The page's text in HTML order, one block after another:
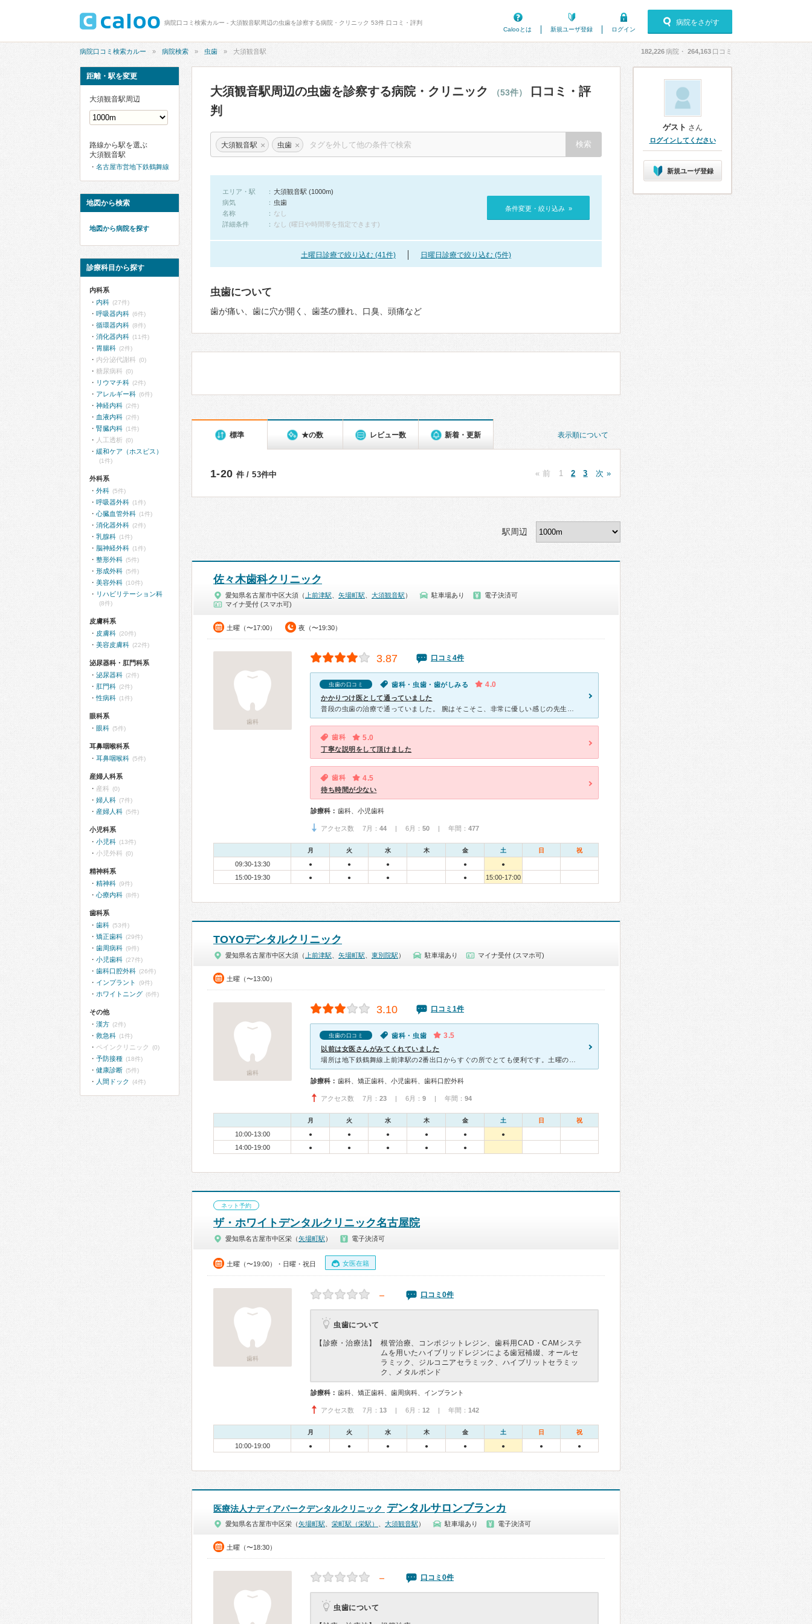
病院口コミ検索カルー - 大須観音駅周辺の虫歯を診察する病院・クリニック 53件 口コミ・評判
Calooとは
新規ユーザ登録 ログイン
病院をさがす
病院口コミ検索カルー 病院検索 虫歯 大須観音駅 182,226病院・ 264,163 口コミ
大須観音駅周辺の虫歯を診察する病院・クリニック （53件）
口コミ・評
判
大須観音駅 × 虫歯 ×
エリア・駅
大須観音駅 (1000m)
病気
虫歯
名称
なし
詳細条件
なし (曜日や時間帯を指定できます)
条件変更・絞り込み »
土曜日診療で絞り込む (41件) 日曜日診療で絞り込む (5件)
虫歯について
歯が痛い、歯に穴が開く、歯茎の腫れ、口臭、頭痛など
表示順について
標準 ★の数 レビュー数 新着・更新
1-20 件 / 53件中 « 前 1 2 3 次 »
駅周辺
佐々木歯科クリニック
愛知県名古屋市中区大須（ 上前津駅 矢場町駅 大須観音駅 ） 駐車場あり
電子決済可
マイナ受付 (スマホ可)
土曜（〜17:00） 夜（〜19:30）
歯科
3.87 口コミ4件
虫歯の口コミ 歯科・虫歯・歯がしみる 4.0
かかりつけ医として通っていました
歯科 5.0
丁寧な説明をして頂けました
歯科 4.5
待ち時間が少ない
診療科： 歯科、小児歯科
アクセス数 7月： 44 | 6月： 50 | 年間： 477
月 火 水 木 金 土 日 祝
09:30-13:30 ● ● ● ● ●
15:00-19:30 ● ● ● ● 15:00-17:00
TOYOデンタルクリニック
愛知県名古屋市中区大須（ 上前津駅 矢場町駅 東別院駅 ） 駐車場あり マイナ受付 (スマホ可)
土曜（〜13:00）
歯科
3.10 口コミ1件
虫歯の口コミ 歯科・虫歯 3.5
以前は女医さんがみてくれていました
診療科： 歯科、矯正歯科、小児歯科、歯科口腔外科
アクセス数 7月： 23 | 6月： 9 | 年間： 94
月 火 水 木 金 土 日 祝
10:00-13:00 ● ● ● ● ● ●
14:00-19:00 ● ● ● ● ●
ネット予約
ザ・ホワイトデンタルクリニック名古屋院
愛知県名古屋市中区栄（矢場町駅 ） 電子決済可
土曜（〜19:00）・日曜・祝日 女医在籍
歯科
－ 口コミ0件
虫歯について
【診療・治療法】
根管治療、コンポジットレジン、歯科用CAD・CAMシステ
ムを用いたハイブリッドレジンによる歯冠補綴、オールセ
ラミック、ジルコニアセラミック、ハイブリットセラミッ
ク、メタルボンド
診療科： 歯科、矯正歯科、歯周病科、インプラント
アクセス数 7月： 13 | 6月： 12 | 年間： 142
月 火 水 木 金 土 日 祝
10:00-19:00 ● ● ● ● ● ● ● ●
医療法人ナディアパークデンタルクリニック デンタルサロンブランカ
愛知県名古屋市中区栄（矢場町駅 栄町駅（栄駅） 大須観音駅 ） 駐車場あり 電子決済可
土曜（〜18:30）
－ 口コミ0件
虫歯について
距離・駅を変更
大須観音駅周辺
路線から駅を選ぶ
大須観音駅
名古屋市営地下鉄鶴舞線
地図から検索
地図から病院を探す
診療科目から探す
内科系
内科 (27件)
呼吸器内科 (6件)
循環器内科 (8件)
消化器内科 (11件)
胃腸科 (2件)
内分泌代謝科 (0)
糖尿病科 (0)
リウマチ科 (2件)
アレルギー科 (6件)
神経内科 (2件)
血液内科 (2件)
腎臓内科 (1件)
人工透析 (0)
緩和ケア（ホスピス）
(1件)
外科系
外科 (5件)
呼吸器外科 (1件)
心臓血管外科 (1件)
消化器外科 (2件)
乳腺科 (1件)
脳神経外科 (1件)
整形外科 (5件)
形成外科 (5件)
美容外科 (10件)
リハビリテーション科
(8件)
皮膚科系
皮膚科 (20件)
美容皮膚科 (22件)
泌尿器科・肛門科系
泌尿器科 (2件)
肛門科 (2件)
性病科 (1件)
眼科系
眼科 (5件)
耳鼻咽喉科系
耳鼻咽喉科 (5件)
産婦人科系
産科 (0)
婦人科 (7件)
産婦人科 (5件)
小児科系
小児科 (13件)
小児外科 (0)
精神科系
精神科 (9件)
心療内科 (8件)
歯科系
歯科 (53件)
矯正歯科 (29件)
歯周病科 (9件)
小児歯科 (27件)
歯科口腔外科 (26件)
インプラント (9件)
ホワイトニング (6件)
その他
漢方 (2件)
救急科 (1件)
ペインクリニック (0)
予防接種 (18件)
健康診断 (5件)
人間ドック (4件)
ゲスト さん
ログインしてください
新規ユーザ登録